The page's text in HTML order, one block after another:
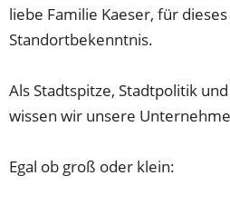
liebe Familie Kaeser, für
Standortbekenntnis.
Als Stadtspitze, Stadtpolitik
wissen wir unsere
Egal ob groß oder klein: